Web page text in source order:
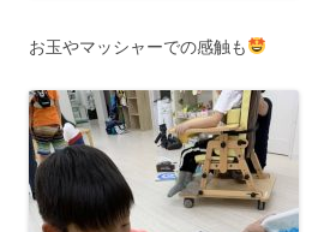
お玉やマッシャーでの感触も